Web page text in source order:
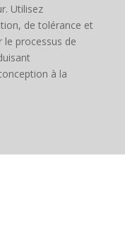
Utilisez
de tolérance et
le processus de
à la